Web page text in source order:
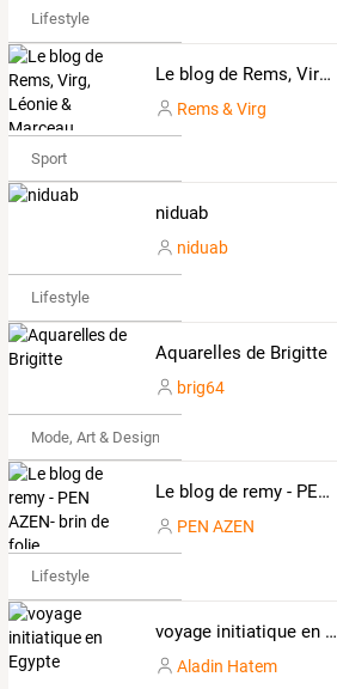
Lifestyle
Le blog de Rems, Virg, Léonie & Marceau
Rems & Virg
Sport
niduab
niduab
Lifestyle
Aquarelles de Brigitte
brig64
Mode, Art & Design
Le blog de remy - PEN AZEN- brin de folie
PEN AZEN
Lifestyle
voyage initiatique en Egypte
Aladin Hatem